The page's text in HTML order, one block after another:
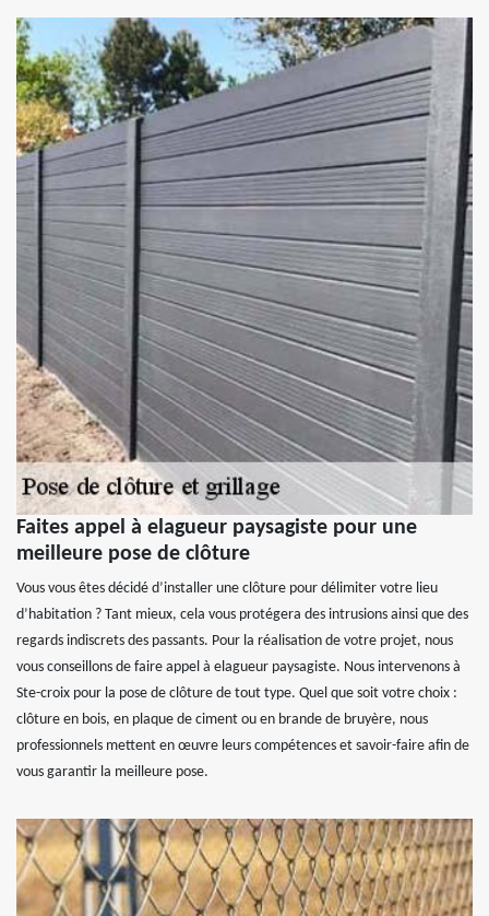
Faites appel à elagueur paysagiste pour une
meilleure pose de clôture
Vous vous êtes décidé d’installer une clôture pour délimiter votre lieu
d’habitation ? Tant mieux, cela vous protégera des intrusions ainsi que des
regards indiscrets des passants. Pour la réalisation de votre projet, nous
vous conseillons de faire appel à elagueur paysagiste. Nous intervenons à
Ste-croix pour la pose de clôture de tout type. Quel que soit votre choix :
clôture en bois, en plaque de ciment ou en brande de bruyère, nous
professionnels mettent en œuvre leurs compétences et savoir-faire afin de
vous garantir la meilleure pose.